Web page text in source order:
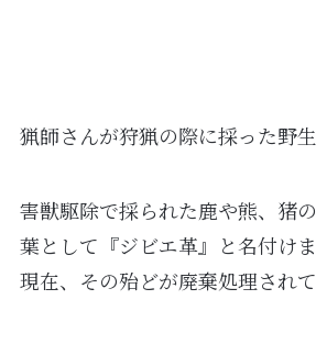
猟師さんが狩猟の際に採った野生
害獣駆除で採られた鹿や熊、猪
葉として『ジビエ革』と名付けま
現在、その殆どが廃棄処理されて